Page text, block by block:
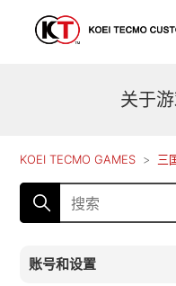
关于
KOEI TECMO GAMES 三
账号和设置